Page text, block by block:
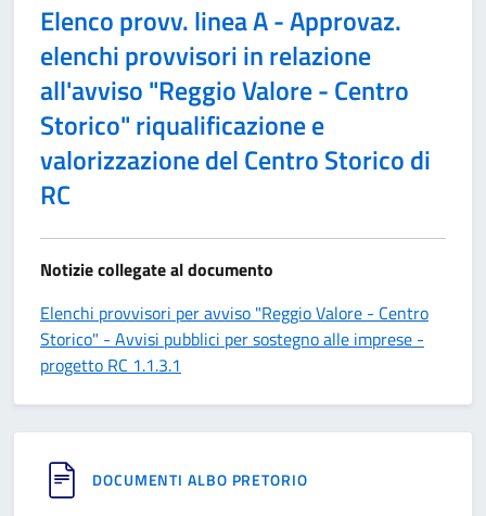
Elenco provv. linea A - Approvaz.
elenchi provvisori in relazione
all'avviso "Reggio Valore - Centro
Storico" riqualificazione e
valorizzazione del Centro Storico di
RC
Notizie collegate al documento
Elenchi provvisori per avviso "Reggio Valore - Centro
Storico" - Avvisi pubblici per sostegno alle imprese -
progetto RC 1.1.3.1
DOCUMENTI ALBO PRETORIO